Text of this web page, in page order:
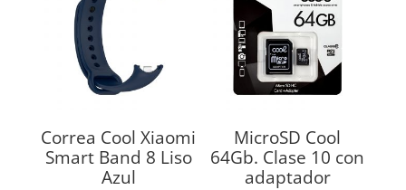
Correa Cool Xiaomi
Smart Band 8 Liso
Azul
MicroSD Cool
64Gb. Clase 10 con
adaptador